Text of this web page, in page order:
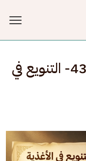
فوائد من كشف الغمة 433- التنويع في